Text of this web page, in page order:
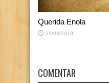
Querida Enola
31/03/2019
COMENTAR